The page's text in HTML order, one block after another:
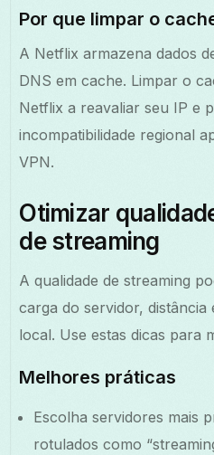
Por que limpar o
A Netflix armazena dados
DNS em cache. Limpar o
Netflix a reavaliar seu IP e
incompatibilidade regional
VPN.
Otimizar
de streaming
A qualidade de streaming
carga do servidor, distância
local. Use estas dicas para
Melhores práticas
Escolha servidores mais
rotulados como